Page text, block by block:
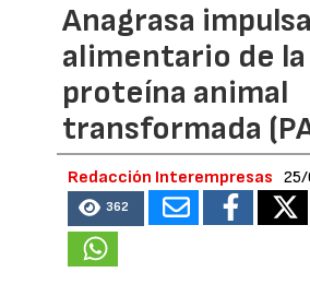
Anagrasa
alimentario de la
proteína animal
transformada
Redacción Interempresas
362